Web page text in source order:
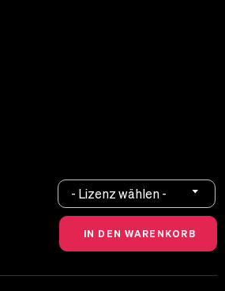
- Lizenz wählen -